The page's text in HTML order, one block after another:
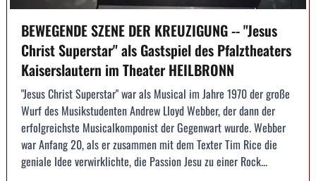
BEWEGENDE SZENE DER KREUZIGUNG -- "Jesus
Christ Superstar" als Gastspiel des Pfalztheaters
Kaiserslautern im Theater HEILBRONN
"Jesus Christ Superstar" war als Musical im Jahre 1970 der große
Wurf des Musikstudenten Andrew Lloyd Webber, der dann der
erfolgreichste Musicalkomponist der Gegenwart wurde. Webber
war Anfang 20, als er zusammen mit dem Texter Tim Rice die
geniale Idee verwirklichte, die Passion Jesu zu einer Rock...